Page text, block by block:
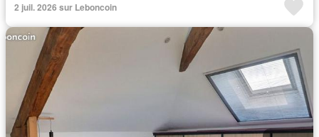
2 juil. 2026 sur Leboncoin